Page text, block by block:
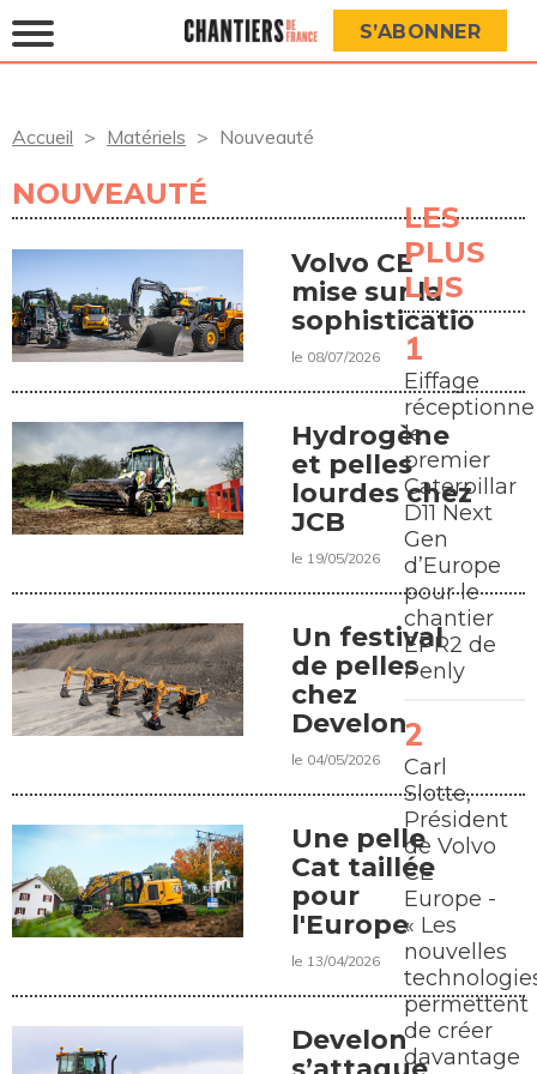
S’ABONNER
Accueil Matériels Nouveauté
NOUVEAUTÉ
Volvo CE
mise sur la
sophistication
le 08/07/2026
Hydrogène
et pelles
lourdes chez
JCB
le 19/05/2026
Un festival
de pelles
chez
Develon
le 04/05/2026
Une pelle
Cat taillée
pour
l'Europe
le 13/04/2026
Develon
LES
PLUS
LUS
Eiffage
réceptionne
le
premier
Caterpillar
D11 Next
Gen
d’Europe
pour le
chantier
EPR2 de
Penly
Carl
Slotte,
Président
de Volvo
CE
Europe -
« Les
nouvelles
permettent
de créer
davantage